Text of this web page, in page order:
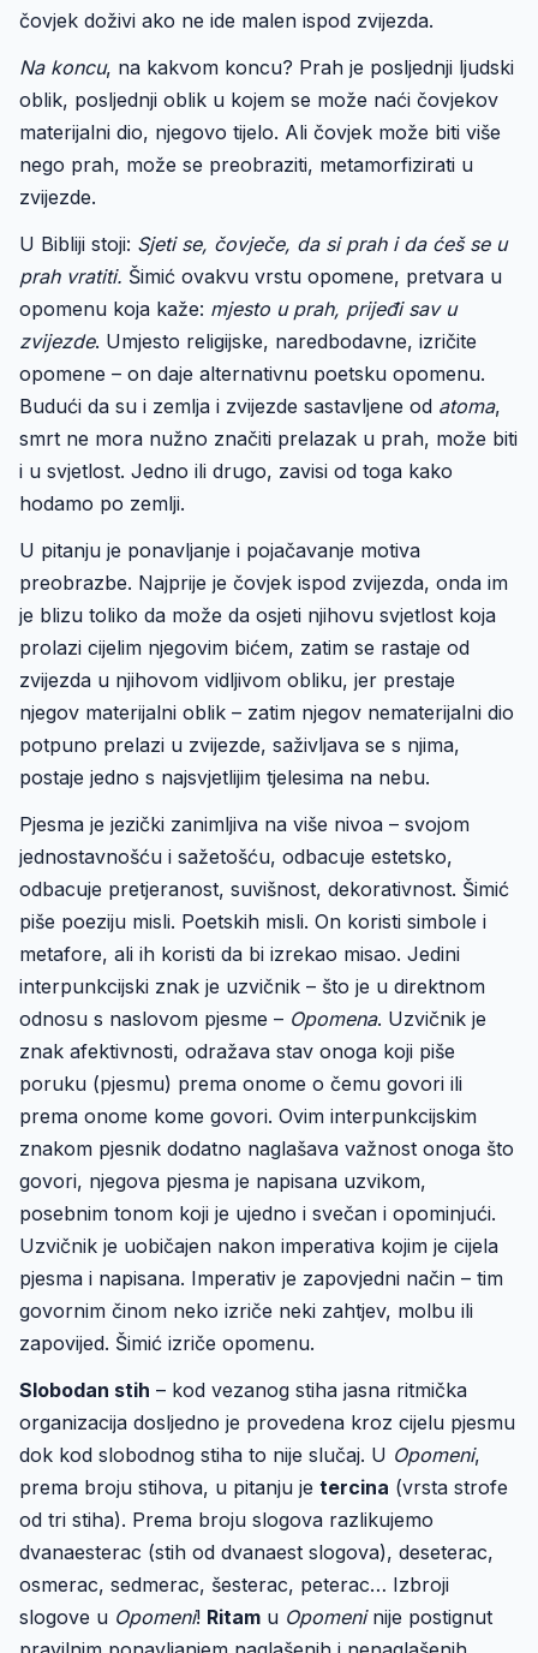
čovjek doživi ako ne ide malen ispod zvijezda.
Na koncu, na kakvom koncu? Prah je posljednji ljudski
oblik, posljednji oblik u kojem se može naći čovjekov
materijalni dio, njegovo tijelo. Ali čovjek može biti više
nego prah, može se preobraziti, metamorfizirati u
zvijezde.
U Bibliji stoji: Sjeti se, čovječe, da si prah i da ćeš se u
prah vratiti. Šimić ovakvu vrstu opomene, pretvara u
opomenu koja kaže: mjesto u prah, prijeđi sav u
zvijezde. Umjesto religijske, naredbodavne, izričite
opomene – on daje alternativnu poetsku opomenu.
Budući da su i zemlja i zvijezde sastavljene od atoma,
smrt ne mora nužno značiti prelazak u prah, može biti
i u svjetlost. Jedno ili drugo, zavisi od toga kako
hodamo po zemlji.
U pitanju je ponavljanje i pojačavanje motiva
preobrazbe. Najprije je čovjek ispod zvijezda, onda im
je blizu toliko da može da osjeti njihovu svjetlost koja
prolazi cijelim njegovim bićem, zatim se rastaje od
zvijezda u njihovom vidljivom obliku, jer prestaje
njegov materijalni oblik – zatim njegov nematerijalni dio
potpuno prelazi u zvijezde, saživljava se s njima,
postaje jedno s najsvjetlijim tjelesima na nebu.
Pjesma je jezički zanimljiva na više nivoa – svojom
jednostavnošću i sažetošću, odbacuje estetsko,
odbacuje pretjeranost, suvišnost, dekorativnost. Šimić
piše poeziju misli. Poetskih misli. On koristi simbole i
metafore, ali ih koristi da bi izrekao misao. Jedini
interpunkcijski znak je uzvičnik – što je u direktnom
odnosu s naslovom pjesme – Opomena. Uzvičnik je
znak afektivnosti, odražava stav onoga koji piše
poruku (pjesmu) prema onome o čemu govori ili
prema onome kome govori. Ovim interpunkcijskim
znakom pjesnik dodatno naglašava važnost onoga što
govori, njegova pjesma je napisana uzvikom,
posebnim tonom koji je ujedno i svečan i opominjući.
Uzvičnik je uobičajen nakon imperativa kojim je cijela
pjesma i napisana. Imperativ je zapovjedni način – tim
govornim činom neko izriče neki zahtjev, molbu ili
zapovijed. Šimić izriče opomenu.
Slobodan stih – kod vezanog stiha jasna ritmička
organizacija dosljedno je provedena kroz cijelu pjesmu
dok kod slobodnog stiha to nije slučaj. U Opomeni,
prema broju stihova, u pitanju je tercina (vrsta strofe
od tri stiha). Prema broju slogova razlikujemo
dvanaesterac (stih od dvanaest slogova), deseterac,
osmerac, sedmerac, šesterac, peterac… Izbroji
slogove u Opomeni! Ritam u Opomeninije postignut